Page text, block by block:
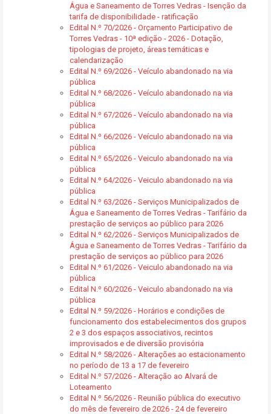
Água e Saneamento de Torres Vedras - Isenção da
tarifa de disponibilidade - ratificação
Edital N.º 70/2026 - Orçamento Participativo de
Torres Vedras - 10ª edição - 2026 - Dotação,
tipologias de projeto, áreas temáticas e
calendarização
Edital N.º 69/2026 - Veículo abandonado na via
pública
Edital N.º 68/2026 - Veículo abandonado na via
pública
Edital N.º 67/2026 - Veículo abandonado na via
pública
Edital N.º 66/2026 - Veículo abandonado na via
pública
Edital N.º 65/2026 - Veiculo abandonado na via
pública
Edital N.º 64/2026 - Veiculo abandonado na via
pública
Edital N.º 63/2026 - Serviços Municipalizados de
Água e Saneamento de Torres Vedras - Tarifário da
prestação de serviços ao público para 2026
Edital N.º 62/2026 - Serviços Municipalizados de
Água e Saneamento de Torres Vedras - Tarifário da
prestação de serviços ao público para 2026
Edital N.º 61/2026 - Veiculo abandonado na via
pública
Edital N.º 60/2026 - Veiculo abandonado na via
pública
Edital N.º 59/2026 - Horários e condições de
funcionamento dos estabelecimentos dos grupos
2 e 3 dos espaços associativos, recintos
improvisados e de diversão provisória
Edital N.º 58/2026 - Alterações ao estacionamento
no período de 13 a 17 de fevereiro
Edital N.º 57/2026 - Alteração ao Alvará de
Loteamento
Edital N.º 56/2026 - Reunião pública do executivo
do mês de fevereiro de 2026 - 24 de fevereiro